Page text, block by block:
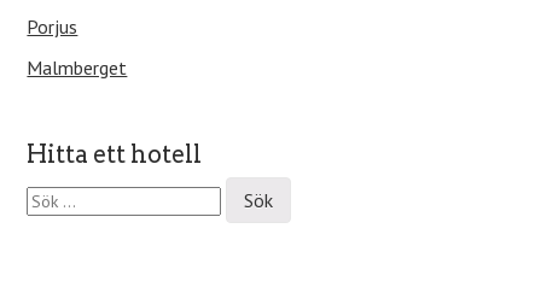
Porjus
Malmberget
Hitta ett hotell
S
ö